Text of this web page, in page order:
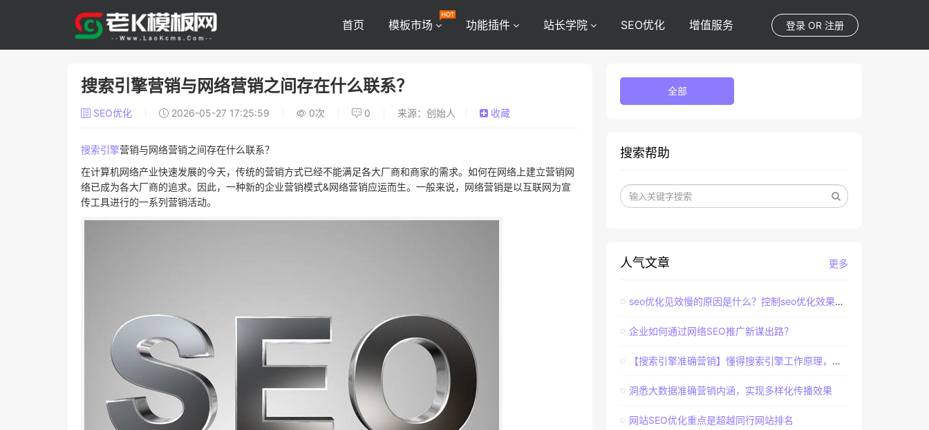
登录 OR 注册
首页 模板市场 功能插件 站长学院 SEO优化 增值服务
搜索引擎营销与网络营销之间存在什么联系？
SEO优化 2026-05-27 17:25:59 0次 0 来源：创始人 收藏
搜索引擎营销与网络营销之间存在什么联系？
在计算机网络产业快速发展的今天，传统的营销方式已经不能满足各大厂商和商家的需求。如何在网络上建立营销网
络已成为各大厂商的追求。因此，一种新的企业营销模式&网络营销应运而生。一般来说，网络营销是以互联网为宣
传工具进行的一系列营销活动。
全部
搜索帮助
更多
人气文章
seo优化见效慢的原因是什么？控制seo优化效果的直接因素
企业如何通过网络SEO推广新谋出路？
【搜索引擎准确营销】懂得搜索引擎工作原理，建立准确客户群体
洞悉大数据准确营销内涵，实现多样化传播效果
网站SEO优化重点是超越同行网站排名